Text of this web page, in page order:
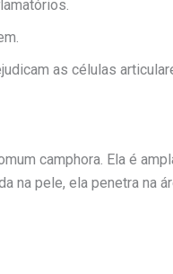
as células
camphora. Ela é
pele, ela penetra na